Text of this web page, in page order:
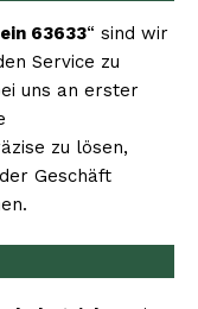
63633“ sind wir
Service zu
uns an erster
zu lösen,
Geschäft